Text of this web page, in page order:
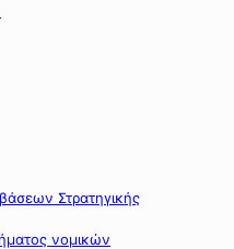
Στρατηγικής
νομικών